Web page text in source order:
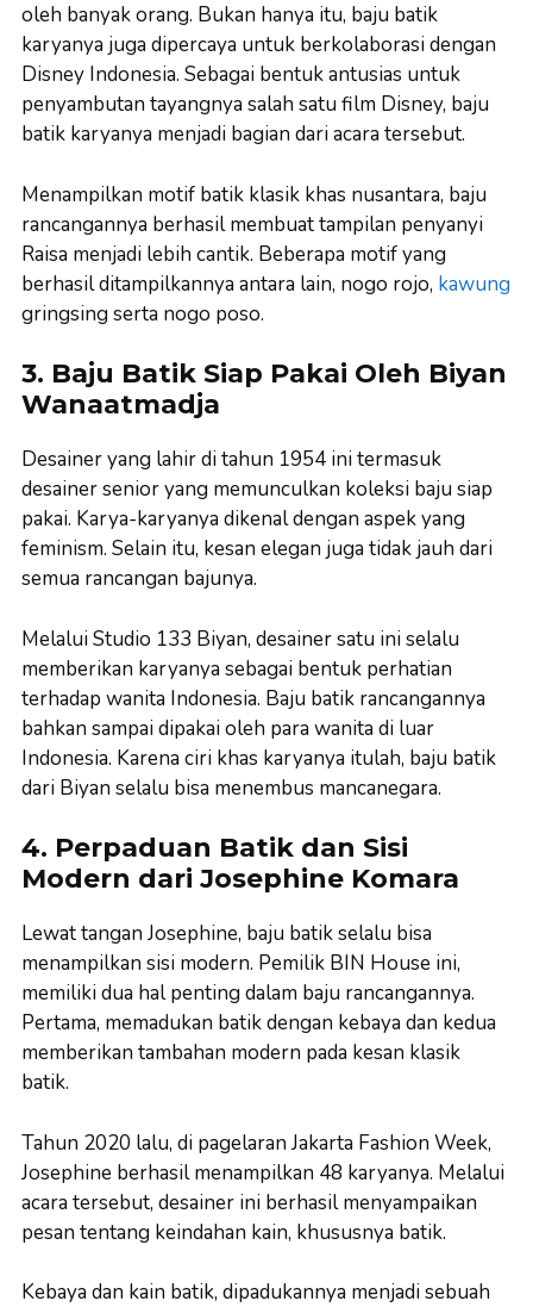
oleh banyak orang. Bukan hanya itu, baju batik
karyanya juga dipercaya untuk berkolaborasi dengan
Disney Indonesia. Sebagai bentuk antusias untuk
penyambutan tayangnya salah satu film Disney, baju
batik karyanya menjadi bagian dari acara tersebut.
Menampilkan motif batik klasik khas nusantara, baju
rancangannya berhasil membuat tampilan penyanyi
Raisa menjadi lebih cantik. Beberapa motif yang
berhasil ditampilkannya antara lain, nogo rojo, kawung
gringsing serta nogo poso.
3. Baju Batik Siap Pakai Oleh Biyan
Wanaatmadja
Desainer yang lahir di tahun 1954 ini termasuk
desainer senior yang memunculkan koleksi baju siap
pakai. Karya-karyanya dikenal dengan aspek yang
feminism. Selain itu, kesan elegan juga tidak jauh dari
semua rancangan bajunya.
Melalui Studio 133 Biyan, desainer satu ini selalu
memberikan karyanya sebagai bentuk perhatian
terhadap wanita Indonesia. Baju batik rancangannya
bahkan sampai dipakai oleh para wanita di luar
Indonesia. Karena ciri khas karyanya itulah, baju batik
dari Biyan selalu bisa menembus mancanegara.
4. Perpaduan Batik dan Sisi
Modern dari Josephine Komara
Lewat tangan Josephine, baju batik selalu bisa
menampilkan sisi modern. Pemilik BIN House ini,
memiliki dua hal penting dalam baju rancangannya.
Pertama, memadukan batik dengan kebaya dan kedua
memberikan tambahan modern pada kesan klasik
batik.
Tahun 2020 lalu, di pagelaran Jakarta Fashion Week,
Josephine berhasil menampilkan 48 karyanya. Melalui
acara tersebut, desainer ini berhasil menyampaikan
pesan tentang keindahan kain, khususnya batik.
Kebaya dan kain batik, dipadukannya menjadi sebuah